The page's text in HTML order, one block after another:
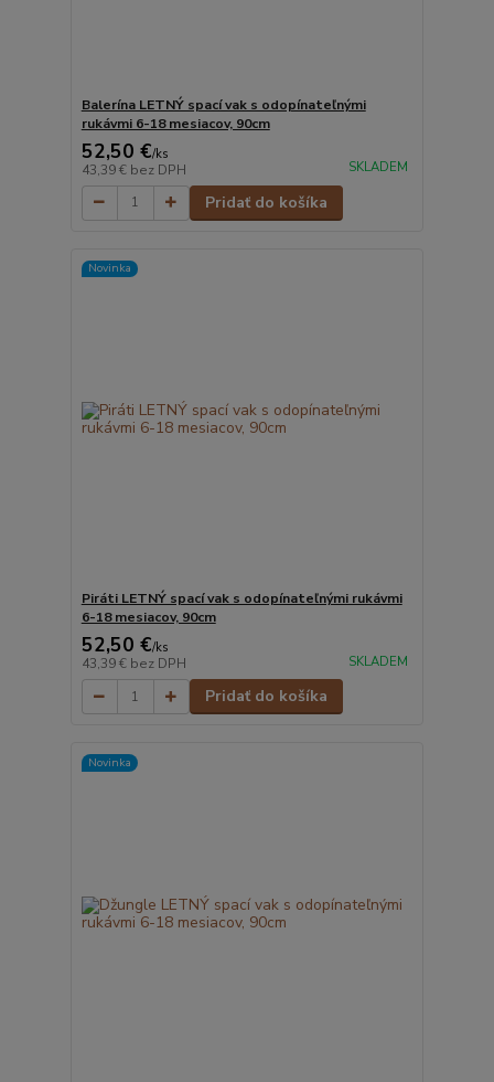
Balerína LETNÝ spací vak s odopínateľnými
rukávmi 6-18 mesiacov, 90cm
52,50 €/ks
43,39 € bez DPH SKLADEM
Pridať do košíka
Novinka
Piráti LETNÝ spací vak s odopínateľnými rukávmi
6-18 mesiacov, 90cm
52,50 €/ks
43,39 € bez DPH SKLADEM
Pridať do košíka
Novinka